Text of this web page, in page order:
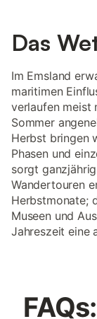
Das
Im Emsland
maritimen
verlaufen meist
Sommer
Herbst bringen
Phasen und
sorgt
Wandertouren
Herbstmonate;
Museen und
Jahreszeit eine